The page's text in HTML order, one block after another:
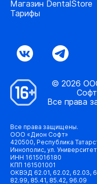
Магазин DentalStore
Тарифы
© 2026
Все права
Все права защищены.
ООО «Дион Софт»
420500, Республика
Иннополис, ул.
ИНН 1615016180
КПП 161501001
ОКВЭД 62.01, 62.02, 62.03,
82.99, 85.41, 85.42, 96.09